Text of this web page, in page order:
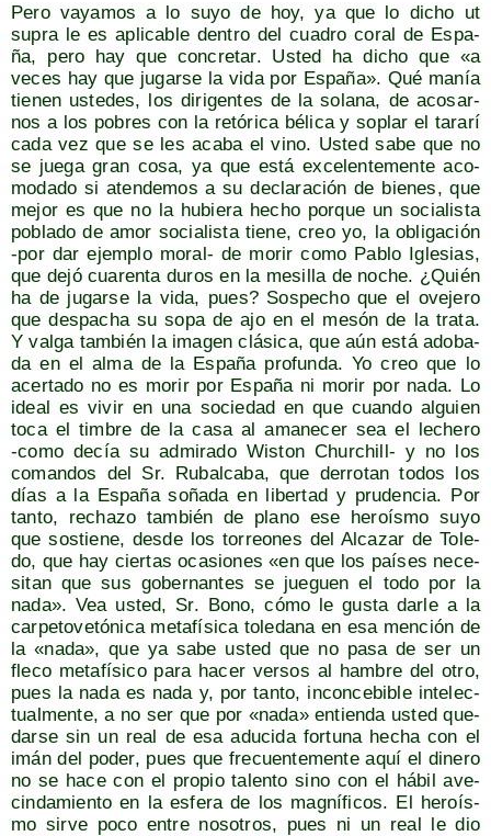
Pero vaya­mos a lo suyo de hoy, ya que lo dicho ut
supra le es apli­ca­ble den­tro del cua­dro coral de Espa­
ña, pero hay que con­cre­tar. Usted ha dicho que «a
veces hay que jugar­se la vida por Espa­ña». Qué manía
tie­nen uste­des, los diri­gen­tes de la sola­na, de aco­sar­
nos a los pobres con la retó­ri­ca béli­ca y soplar el tara­rí
cada vez que se les aca­ba el vino. Usted sabe que no
se jue­ga gran cosa, ya que está exce­len­te­men­te aco­
mo­da­do si aten­de­mos a su decla­ra­ción de bie­nes, que
mejor es que no la hubie­ra hecho por­que un socia­lis­ta
pobla­do de amor socia­lis­ta tie­ne, creo yo, la obli­ga­ción
‑por dar ejem­plo moral- de morir como Pablo Igle­sias,
que dejó cua­ren­ta duros en la mesi­lla de noche. ¿Quién
ha de jugar­se la vida, pues? Sos­pe­cho que el ove­je­ro
que des­pa­cha su sopa de ajo en el mesón de la tra­ta.
Y val­ga tam­bién la ima­gen clá­si­ca, que aún está ado­ba­
da en el alma de la Espa­ña pro­fun­da. Yo creo que lo
acer­ta­do no es morir por Espa­ña ni morir por nada. Lo
ideal es vivir en una socie­dad en que cuan­do alguien
toca el tim­bre de la casa al ama­ne­cer sea el leche­ro
‑como decía su admi­ra­do Wis­ton Chur­chill- y no los
coman­dos del Sr. Rubal­ca­ba, que derro­tan todos los
días a la Espa­ña soña­da en liber­tad y pru­den­cia. Por
tan­to, recha­zo tam­bién de plano ese heroís­mo suyo
que sos­tie­ne, des­de los torreo­nes del Alca­zar de Tole­
do, que hay cier­tas oca­sio­nes «en que los paí­ses nece­
si­tan que sus gober­nan­tes se jue­guen el todo por la
nada». Vea usted, Sr. Bono, cómo le gus­ta dar­le a la
car­pe­to­ve­tó­ni­ca meta­fí­si­ca tole­da­na en esa men­ción de
la «nada», que ya sabe usted que no pasa de ser un
fle­co meta­fí­si­co para hacer ver­sos al ham­bre del otro,
pues la nada es nada y, por tan­to, incon­ce­bi­ble inte­lec­
tual­men­te, a no ser que por «nada» entien­da usted que­
dar­se sin un real de esa adu­ci­da for­tu­na hecha con el
imán del poder, pues que fre­cuen­te­men­te aquí el dine­ro
no se hace con el pro­pio talen­to sino con el hábil ave­
cin­da­mien­to en la esfe­ra de los mag­ní­fi­cos. El heroís­
mo sir­ve poco entre noso­tros, pues ni un real le dio